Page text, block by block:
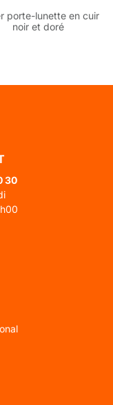
porte-lunette en cuir
noir et doré
30